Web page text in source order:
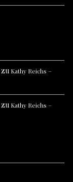
zu Kathy Reichs –
zu Kathy Reichs –